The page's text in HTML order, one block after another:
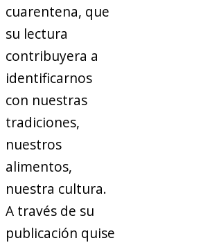
cuarentena, que
su lectura
contribuyera a
identificarnos
con nuestras
tradiciones,
nuestros
alimentos,
nuestra cultura.
A través de su
publicación quise